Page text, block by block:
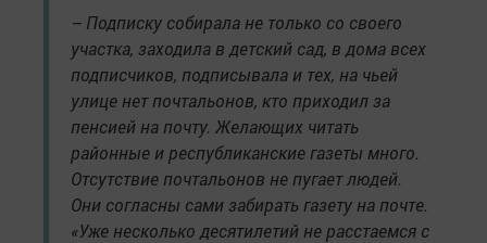
– Подписку собирала не только со своего
участка, заходила в детский сад, в дома всех
подписчиков, подписывала и тех, на чьей
улице нет почтальонов, кто приходил за
пенсией на почту. Желающих читать
районные и республиканские газеты много.
Отсутствие почтальонов не пугает людей.
Они согласны сами забирать газету на почте.
«Уже несколько десятилетий не расстаемся с